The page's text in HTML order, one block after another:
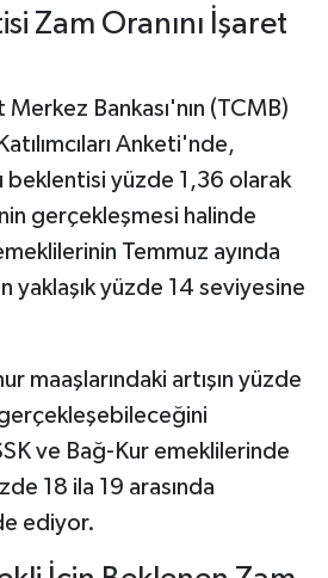
Zam Oranını İşaret
Bankası'nın (TCMB)
Anketi'nde,
beklentisi yüzde 1,36 olarak
gerçekleşmesi halinde
Temmuz ayında
yaklaşık yüzde 14 seviyesine
maaşlarındaki artışın yüzde
ve Bağ-Kur emeklilerinde
18 ila 19 arasında
ediyor.